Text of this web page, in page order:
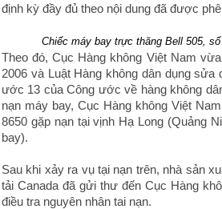
định kỳ đầy đủ theo nội dung đã được
Chiếc máy bay trực thăng Bell 505,
Theo đó, Cục Hàng không Việt Nam
2006 và Luật Hàng không dân dụng
ước 13 của Công ước về hàng không
nạn máy bay, Cục Hàng không Việt
8650 gặp nạn tại vịnh Hạ Long (Quảng
bay).
Sau khi xảy ra vụ tại nạn trên, nhà sản
tải Canada đã gửi thư đến Cục Hàng
điều tra nguyên nhân tai nạn.